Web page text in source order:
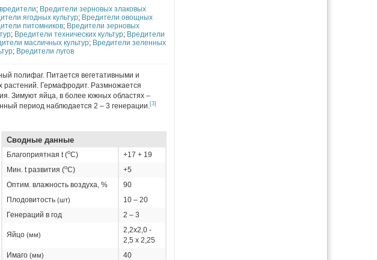
; Вредители зерновых злаковых
ягодных культур; Вредители овощных
питомников; Вредители зерновых
; Вредители технических культур; Вредители
масличных культур; Вредители зеленных
; Вредители лугов
полифаг. Питается вегетативными и
растений. Гермафродит. Размножается
Зимуют яйца, в более южных областях –
период наблюдается 2 – 3 генерации.[3]
Сводные данные
Благоприятная t (оC)
+17 + 19
Мин. t развития (оC)
+5
Оптим. влажность воздуха, %
90
Плодовитость (шт)
10 – 20
Генераций в год
2 – 3
Яйцо (мм)
2,2х2,0 -
2,5 х 2,25
Имаго (мм) 40